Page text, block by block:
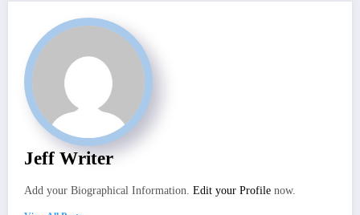
Jeff Writer
Add your Biographical Information. Edit your Profile now.